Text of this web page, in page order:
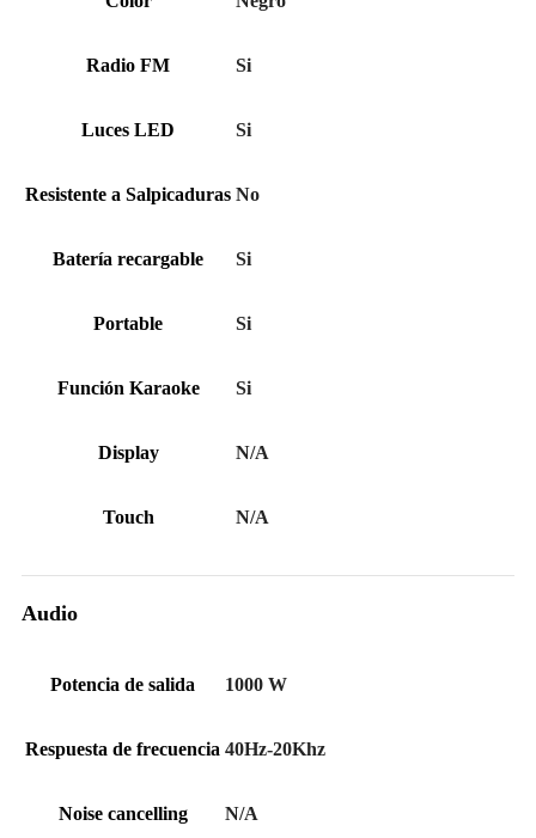
Radio FM Si
Luces LED Si
Resistente a Salpicaduras No
Batería recargable Si
Portable Si
Función Karaoke Si
Display N/A
Touch N/A
Audio
Potencia de salida 1000 W
Respuesta de frecuencia 40Hz-20Khz
Noise cancelling N/A